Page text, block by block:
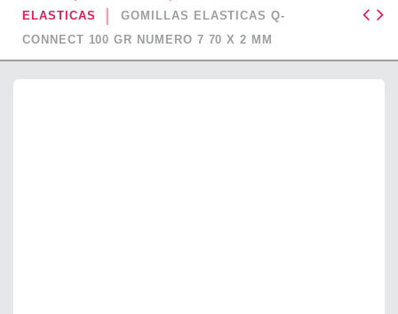
ELASTICAS
GOMILLAS ELASTICAS Q-
CONNECT 100 GR NUMERO 7 70 X 2 MM